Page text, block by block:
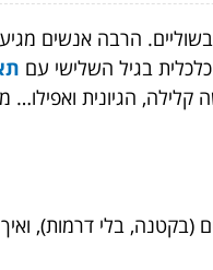
הרבה אנשים
בגיל השלישי עם
קלילה, הגיונית
(בקטנה, בלי דרמות),